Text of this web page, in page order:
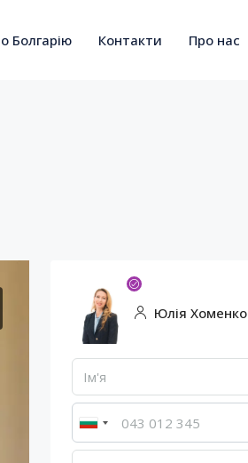
Болгарію Контакти Про нас
Юлія Хоменко